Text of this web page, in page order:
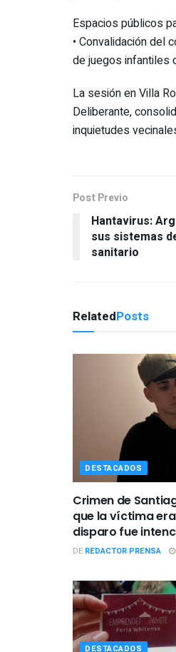
Espacios públicos
•⁠ ⁠Convalidación del
de juegos infantiles
La sesión en Villa
Deliberante,
inquietudes
Post Previo
Hantavirus:
sus sistemas
sanitario
RelatedPosts
DESTACADOS
Crimen de
que la víctima
disparo fue
DE REDACTOR PRENSA
DESTACADOS